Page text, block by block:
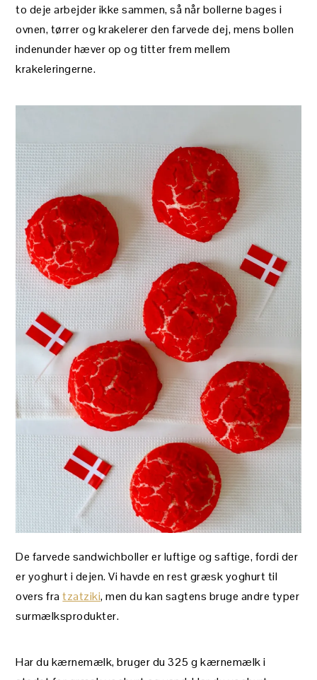
to deje arbejder ikke sammen, så når bollerne bages i
ovnen, tørrer og krakelerer den farvede dej, mens bollen
indenunder hæver op og titter frem mellem
krakeleringerne.
De farvede sandwichboller er luftige og saftige, fordi der
er yoghurt i dejen. Vi havde en rest græsk yoghurt til
overs fratzatziki, men du kan sagtens bruge andre typer
surmælksprodukter.
Har du kærnemælk, bruger du 325 g kærnemælk i